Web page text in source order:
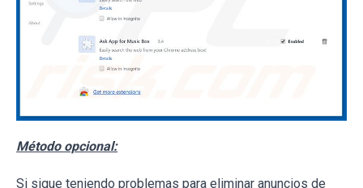
Método opcional:
Si sigue teniendo problemas para eliminar anuncios de